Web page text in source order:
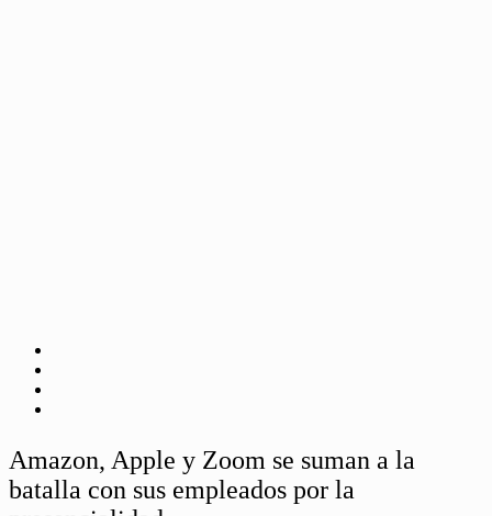
Amazon, Apple y Zoom se suman a la
batalla con sus empleados por la